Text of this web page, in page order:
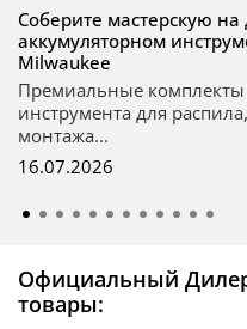
Соберите мастерскую
аккумуляторном
Milwaukee
Премиальные комплекты
инструмента для
монтажа...
16.07.2026
Официальный
товары: